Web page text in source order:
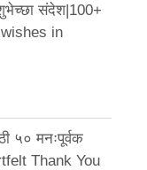
शुभेच्छा संदेश|100+
in
५० मनःपूर्वक
Thank You